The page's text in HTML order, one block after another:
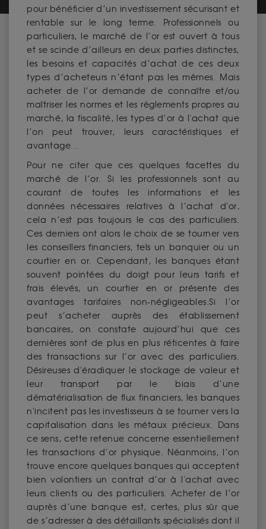
pour bénéficier d’un investissement sécurisant et
rentable sur le long terme. Professionnels ou
particuliers, le marché de l’or est ouvert à tous
et se scinde d’ailleurs en deux parties distinctes,
les besoins et capacités d’achat de ces deux
types d’acheteurs n’étant pas les mêmes. Mais
acheter de l’or demande de connaître et/ou
maîtriser les normes et les règlements propres au
marché, la fiscalité, les types d’or à l'achat que
l’on peut trouver, leurs caractéristiques et
avantage...
Pour ne citer que ces quelques facettes du
marché de l’or. Si les professionnels sont au
courant de toutes les informations et les
données nécessaires relatives à l’achat d'or,
cela n’est pas toujours le cas des particuliers.
Ces derniers ont alors le choix de se tourner vers
les conseillers financiers, tels un banquier ou un
courtier en or. Cependant, les banques étant
souvent pointées du doigt pour leurs tarifs et
frais élevés, un courtier en or présente des
avantages tarifaires non-négligeables.Si l’or
peut s’acheter auprès des établissement
bancaires, on constate aujourd’hui que ces
dernières sont de plus en plus réticentes à faire
des transactions sur l’or avec des particuliers.
Désireuses d'éradiquer le stockage de valeur et
leur transport par le biais d’une
dématérialisation de flux financiers, les banques
n'incitent pas les investisseurs à se tourner vers la
capitalisation dans les métaux précieux. Dans
ce sens, cette retenue concerne essentiellement
les transactions d’or physique. Néanmoins, l’on
trouve encore quelques banques qui acceptent
bien volontiers un contrat d’or à l'achat avec
leurs clients ou des particuliers. Acheter de l’or
auprès d’une banque est, certes, plus sûr que
de s’adresser à des détaillants spécialisés dont il